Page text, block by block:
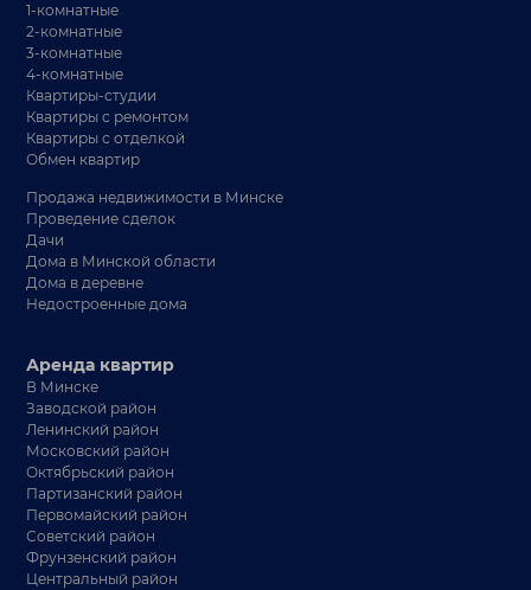
1-комнатные
2-комнатные
3-комнатные
4-комнатные
Квартиры-студии
Квартиры с ремонтом
Квартиры с отделкой
Обмен квартир
Продажа недвижимости в Минске
Проведение сделок
Дачи
Дома в Минской области
Дома в деревне
Недостроенные дома
Аренда квартир
В Минске
Заводской район
Ленинский район
Московский район
Октябрьский район
Партизанский район
Первомайский район
Советский район
Фрунзенский район
Центральный район